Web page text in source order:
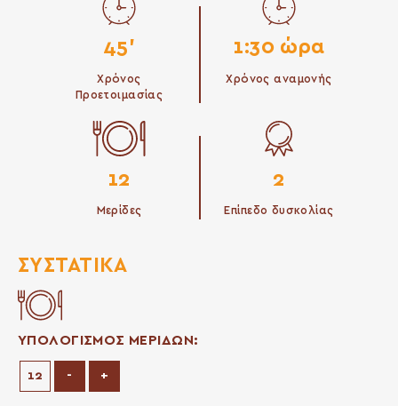
45'
Χρόνος
Προετοιμασίας
1:30 ώρα
Χρόνος αναμονής
12
Μερίδες
2
Επίπεδο δυσκολίας
ΣΥΣΤΑΤΙΚΆ
ΥΠΟΛΟΓΙΣΜΟΣ ΜΕΡΙΔΩΝ:
- Μείωση μερίδων
+Αύξηση μερίδων